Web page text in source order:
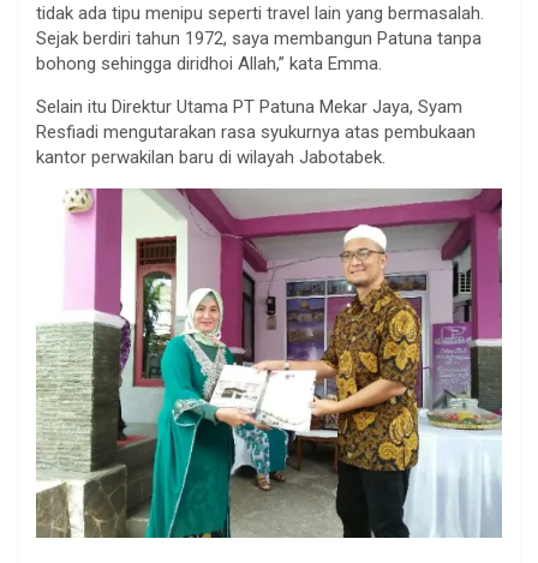
tidak ada tipu menipu seperti travel lain yang bermasalah.
Sejak berdiri tahun 1972, saya membangun Patuna tanpa
bohong sehingga diridhoi Allah,” kata Emma.
Selain itu Direktur Utama PT Patuna Mekar Jaya, Syam
Resfiadi mengutarakan rasa syukurnya atas pembukaan
kantor perwakilan baru di wilayah Jabotabek.